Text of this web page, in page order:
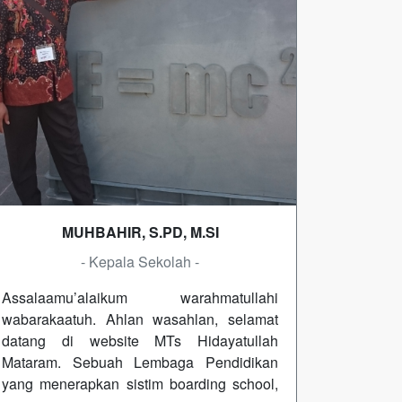
MUHBAHIR, S.PD, M.SI
- Kepala Sekolah -
Assalaamu’alaikum warahmatullahi
wabarakaatuh. Ahlan wasahlan, selamat
datang di website MTs Hidayatullah
Mataram. Sebuah Lembaga Pendidikan
yang menerapkan sistim boarding school,